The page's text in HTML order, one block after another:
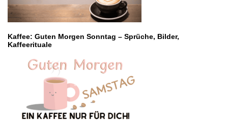
Kaffee: Guten Morgen Sonntag – Sprüche, Bilder,
Kaffeerituale